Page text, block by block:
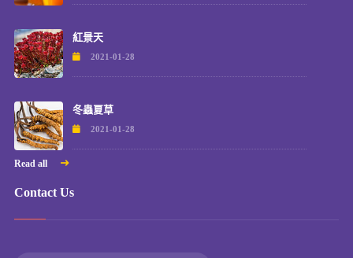
紅景天
2021-01-28
冬蟲夏草
2021-01-28
Read all
Contact Us